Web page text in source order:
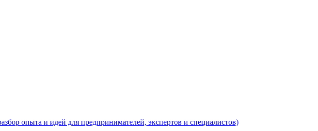
опыта и идей для предпринимателей, экспертов и специалистов)